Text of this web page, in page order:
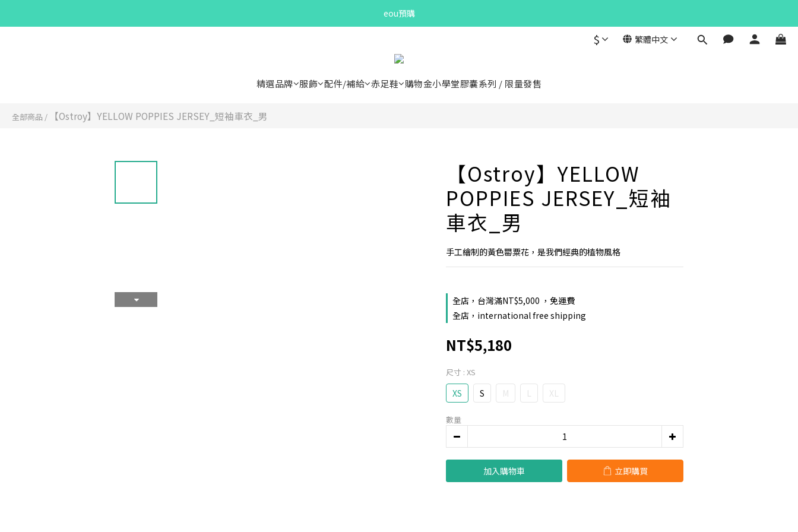
Bandit Summer
eou預購
$ 繁體中文
精選品牌 服飾 配件/補給 赤足鞋 購物金小學堂膠囊系列 / 限量發售
全部商品 / 【Ostroy】YELLOW POPPIES JERSEY_短袖車衣_男
【Ostroy】YELLOW
POPPIES JERSEY_短袖
車衣_男
手工繪制的黃色罌粟花，是我們經典的植物風格
全店，台灣滿NT$5,000 ，免運費
全店，international free shipping
NT$5,180
尺寸 : XS
XS S M L XL
數量
加入購物車 立即購買
立即購買